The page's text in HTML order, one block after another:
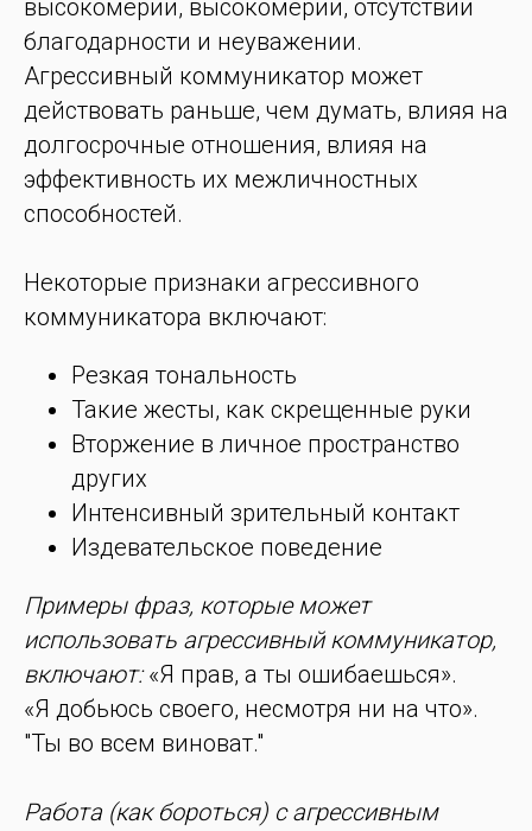
высокомерии, высокомерии, отсутствии
благодарности и неуважении.
Агрессивный коммуникатор может
действовать раньше, чем думать, влияя на
долгосрочные отношения, влияя на
эффективность их межличностных
способностей.
Некоторые признаки агрессивного
коммуникатора включают:
Резкая тональность
Такие жесты, как скрещенные руки
Вторжение в личное пространство
других
Интенсивный зрительный контакт
Издевательское поведение
Примеры фраз, которые может
использовать агрессивный коммуникатор,
включают:«Я прав, а ты ошибаешься».
«Я добьюсь своего, несмотря ни на что».
"Ты во всем виноват."
Работа (как бороться) с агрессивным